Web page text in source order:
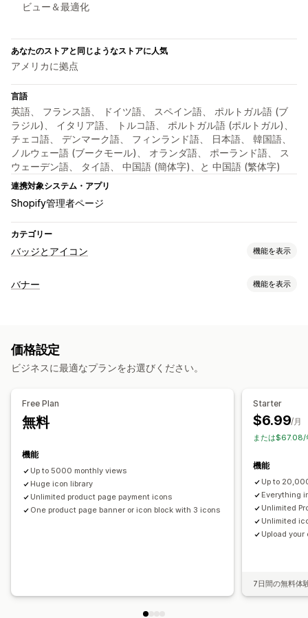
ビュー＆最適化
あなたのストアと同じようなストアに人気
アメリカに拠点
言語
英語、 フランス語、 ドイツ語、 スペイン語、 ポルトガル語 (ブ
ラジル)、 イタリア語、 トルコ語、 ポルトガル語 (ポルトガル)、
チェコ語、 デンマーク語、 フィンランド語、 日本語、 韓国語、
ノルウェー語 (ブークモール)、 オランダ語、 ポーランド語、 ス
ウェーデン語、 タイ語、 中国語 (簡体字)、と 中国語 (繁体字)
連携対象システム・アプリ
Shopify管理者ページ
カテゴリー
バッジとアイコン 機能を表示
アイコンタイプ
カスタマイズ
背景
境界線 色 カスタムテキスト フォント
アイコンの位置
手動配置
ヒーローセクション
ランディングページ
商品ページ
検索ページ
バナー 機能を表示
カスタマイズ
ジオターゲティング
パフォーマンス追跡
価格設定
ビジネスに最適なプランをお選びください。
Free Plan
無料
機能
Up to 5000 monthly views
Huge icon library
Unlimited product page payment icons
One product page banner or icon block with 3 icons
Starter
$6.99/月
または$67.08/
機能
Up to
Everything
Unlimited
Unlimited
Upload your
7日間の無料体